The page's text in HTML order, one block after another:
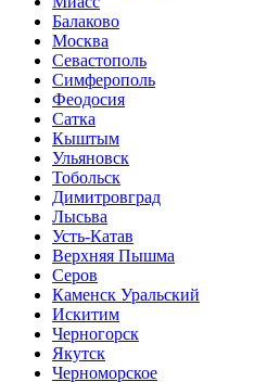
Балаково
Москва
Севастополь
Симферополь
Феодосия
Сатка
Кыштым
Ульяновск
Тобольск
Димитровград
Лысьва
Усть-Катав
Верхняя Пышма
Серов
Каменск Уральский
Искитим
Черногорск
Якутск
Черноморское